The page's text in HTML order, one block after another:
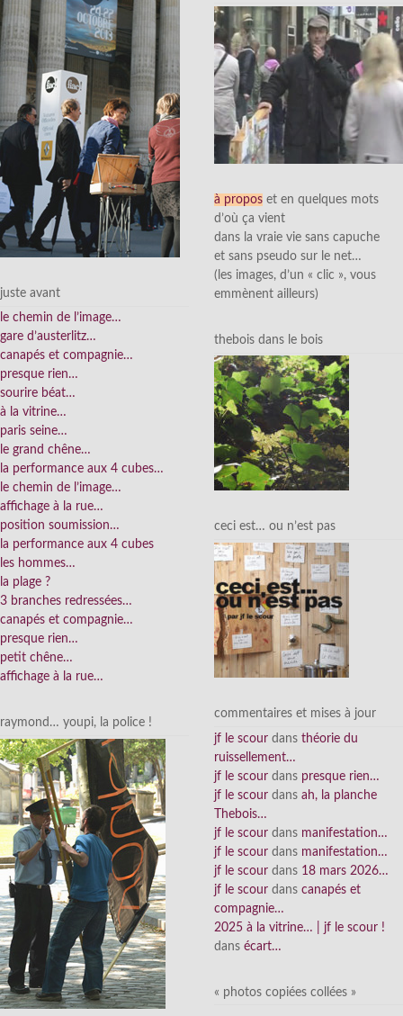
juste avant
le chemin de l’image…
gare d’austerlitz…
canapés et compagnie…
presque rien…
sourire béat…
à la vitrine…
paris seine…
le grand chêne…
la performance aux 4 cubes…
le chemin de l’image…
affichage à la rue…
position soumission…
la performance aux 4 cubes
les hommes…
la plage ?
3 branches redressées…
canapés et compagnie…
presque rien…
petit chêne…
affichage à la rue…
raymond… youpi, la police !
à propos et en quelques mots
d’où ça vient
dans la vraie vie sans capuche
et sans pseudo sur le net…
(les images, d’un « clic », vous
emmènent ailleurs)
thebois dans le bois
ceci est… ou n’est pas
commentaires et mises à jour
jf le scour dans théorie du
ruissellement…
jf le scour dans presque rien…
jf le scour dans ah, la planche
Thebois…
jf le scour dans manifestation…
jf le scour dans manifestation…
jf le scour dans 18 mars 2026…
jf le scour dans canapés et
compagnie…
2025 à la vitrine… | jf le scour !
dans écart…
« photos copiées collées »